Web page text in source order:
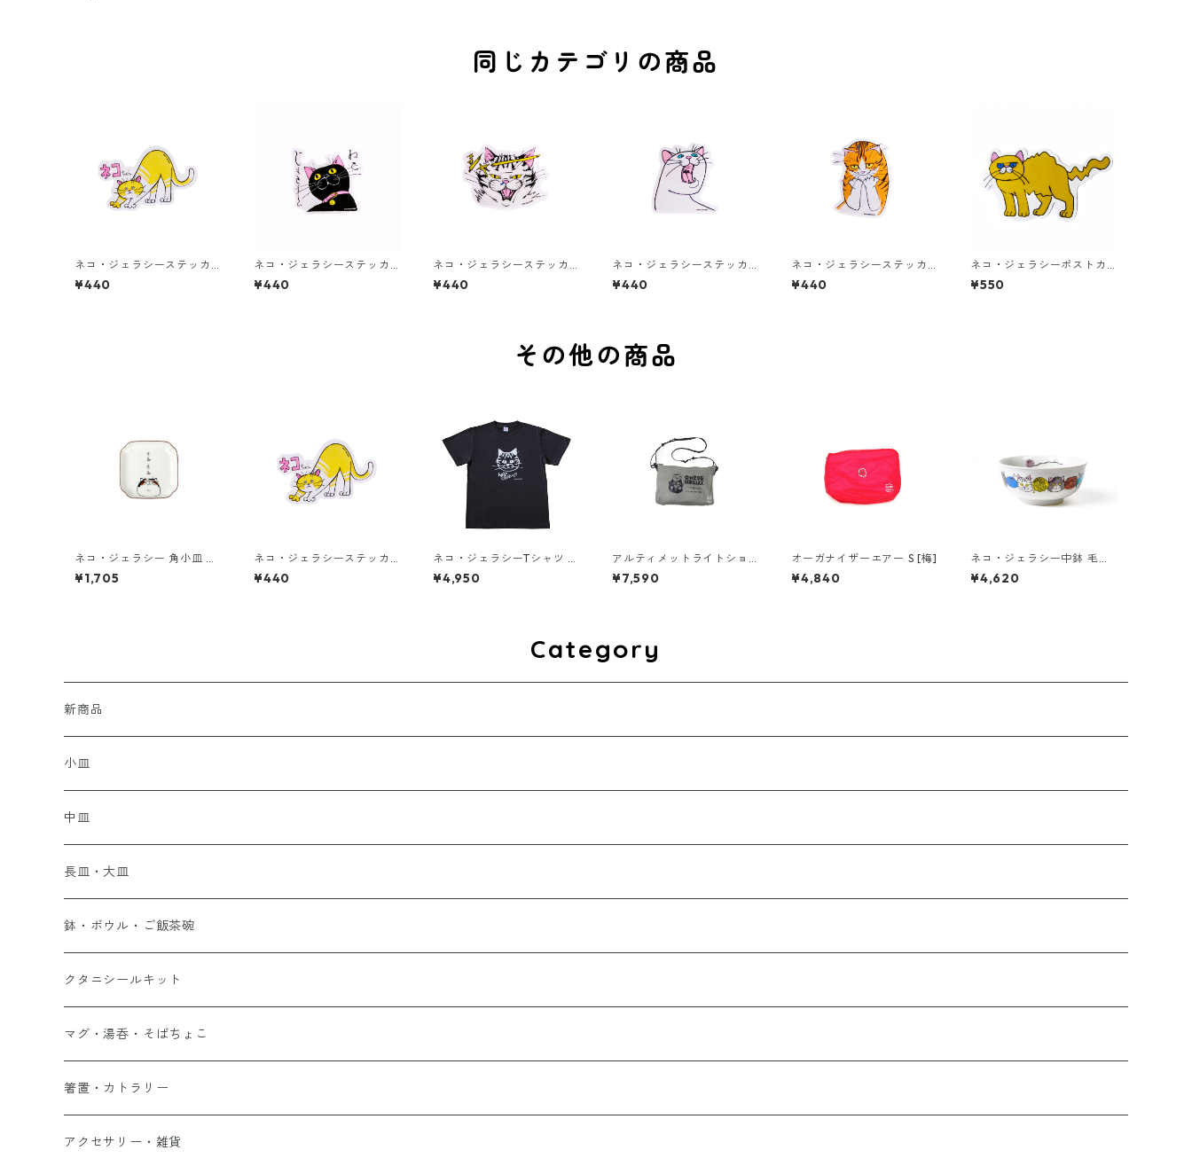
同じカテゴリの商品
ネコ・ジェラシーステッカ
ー クリーム
¥440
ネコ・ジェラシーステッカ
ー くろねこ
¥440
ネコ・ジェラシーステッカ
ー タビー
¥440
ネコ・ジェラシーステッカ
ー しろねこ
¥440
ネコ・ジェラシーステッカ
ー ちゃとら
¥440
ネコ・ジェラシーポストカ
ード ゴールド
¥550
その他の商品
ネコ・ジェラシー 角小皿 み
けねこ
¥1,705
ネコ・ジェラシーステッカ
ー クリーム
¥440
ネコ・ジェラシーTシャツ タ
ビー（スミ）
¥4,950
アルティメットライトショ
ルダーバッグ ミニ [KFP×お
めでゴリラックス]
¥7,590
オーガナイザーエアー S [梅]
¥4,840
ネコ・ジェラシー中鉢 毛糸
玉
¥4,620
Category
新商品
小皿
中皿
長皿・大皿
鉢・ボウル・ご飯茶碗
クタニシールキット
マグ・湯呑・そばちょこ
箸置・カトラリー
アクセサリー・雑貨